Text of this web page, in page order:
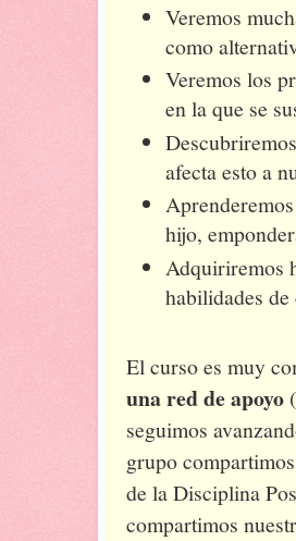
Veremos
como
Veremos los
en la que se
afecta esto a
hijo,
Adquiriremos
habilidades
El curso es muy
una red de apoyo
seguimos
grupo
de la Disciplina
compartimos